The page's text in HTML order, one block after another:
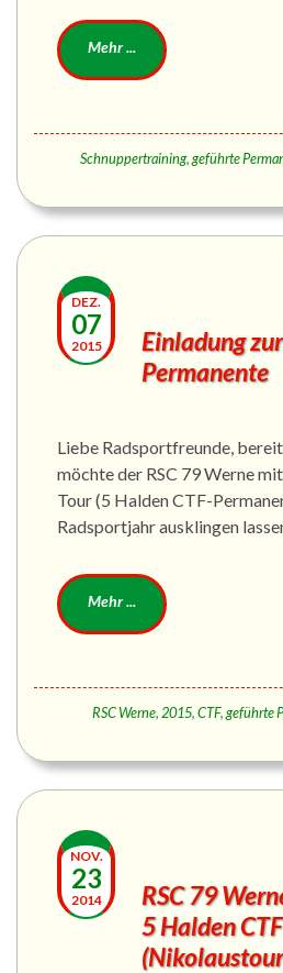
Schnuppertraining,geführte
DEZ.
07
2015
Einladung
Permanente
Liebe Radsportfreunde,
möchte der RSC 79 Werne
Tour (5 Halden CTF-
Radsportjahr ausklingen
RSC Werne, 2015,CTF,geführte
NOV.
23
2014
RSC 79
5 Halden